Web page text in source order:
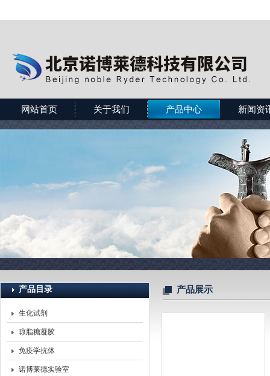
北京诺博莱德科技有限公司
网站首页 关于我们 产品中心 新闻资
产品目录
生化试剂
琼脂糖凝胶
免疫学抗体
诺博莱德实验室
产品展示